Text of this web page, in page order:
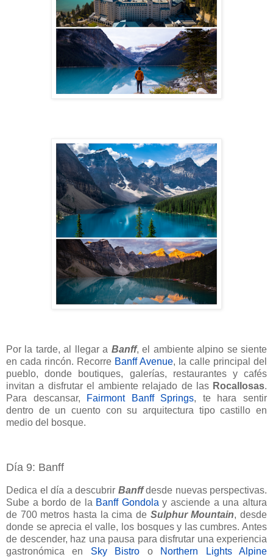
Por la tarde, al llegar a Banff, el ambiente alpino se siente
en cada rincón. Recorre Banff Avenue, la calle principal del
pueblo, donde boutiques, galerías, restaurantes y cafés
invitan a disfrutar el ambiente relajado de las Rocallosas.
Para descansar,
Fairmont Banff Springs, te hara sentir
dentro de un cuento con su arquitectura tipo castillo en
medio del bosque.
Día 9: Banff
Dedica el día a descubrir Banffdesde nuevas perspectivas.
Sube a bordo de la Banff Gondola y asciende a una altura
de 700 metros hasta la cima de Sulphur Mountain, desde
donde se aprecia el valle, los bosques y las cumbres. Antes
de descender, haz una pausa para disfrutar una experiencia
gastronómica en Sky Bistro o
Northern Lights Alpine